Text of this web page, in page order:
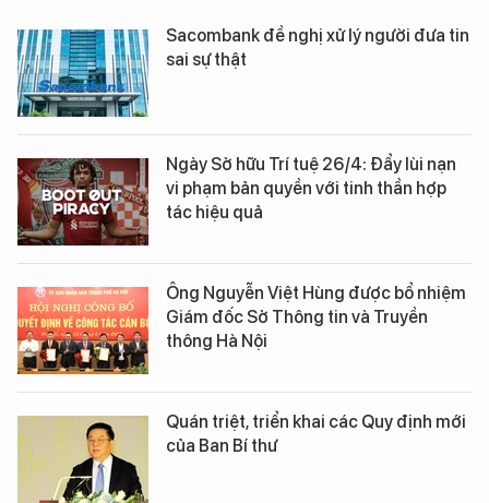
Sacombank đề nghị xử lý người đưa tin
sai sự thật
Ngày Sở hữu Trí tuệ 26/4: Đẩy lùi nạn
vi phạm bản quyền với tinh thần hợp
tác hiệu quả
Ông Nguyễn Việt Hùng được bổ nhiệm
Giám đốc Sở Thông tin và Truyền
thông Hà Nội
Quán triệt, triển khai các Quy định mới
của Ban Bí thư